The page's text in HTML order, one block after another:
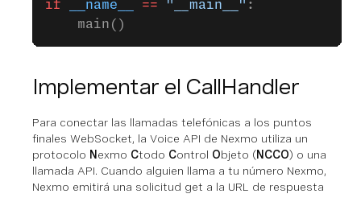
if __name__ == "__main__" :
    main()
Implementar el CallHandler
Para conectar las llamadas telefónicas a los puntos
finales WebSocket, la Voice API de Nexmo utiliza un
protocolo N exmo Ctodo Control Objeto (NCCO) o una
llamada API. Cuando alguien llama a tu número Nexmo,
Nexmo emitirá una solicitud get a la URL de respuesta